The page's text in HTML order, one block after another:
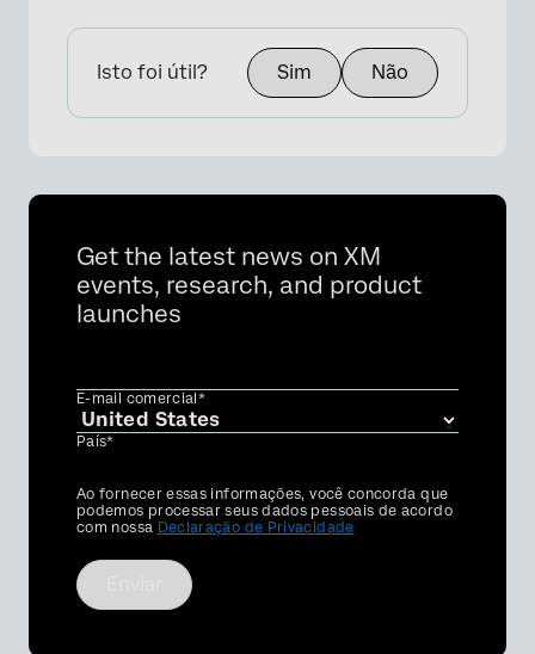
Isto foi útil? Sim Não
Get the latest news on XM
events, research, and product
launches
E-mail comercial*
País*
Privacy
Optin
Ao fornecer essas informações, você concorda que
podemos processar seus dados pessoais de acordo
com nossa Declaração de Privacidade